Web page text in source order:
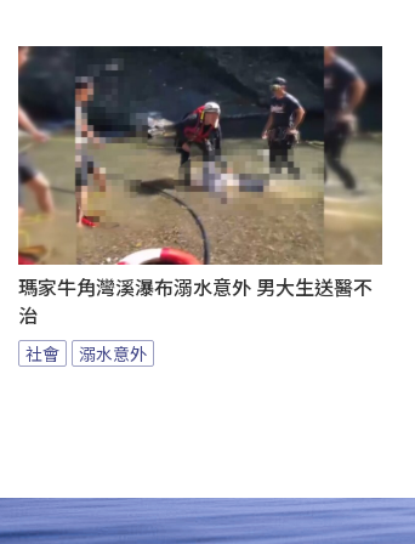
瑪家牛角灣溪瀑布溺水意外 男大生送醫不
治
社會 溺水意外